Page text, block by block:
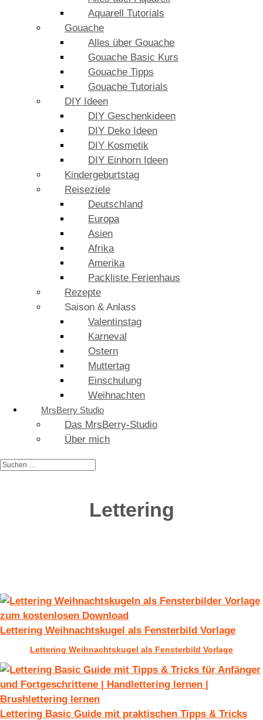
Aquarell Tutorials
Gouache
Alles über Gouache
Gouache Basic Kurs
Gouache Tipps
Gouache Tutorials
DIY Ideen
DIY Geschenkideen
DIY Deko Ideen
DIY Kosmetik
DIY Einhorn Ideen
Kindergeburtstag
Reiseziele
Deutschland
Europa
Asien
Afrika
Amerika
Packliste Ferienhaus
Rezepte
Saison & Anlass
Valentinstag
Karneval
Ostern
Muttertag
Einschulung
Weihnachten
MrsBerry Studio
Das MrsBerry-Studio
Über mich
Lettering
Lettering Weihnachtskugel als Fensterbild Vorlage
Lettering Weihnachtskugel als Fensterbild Vorlage
Lettering Basic Guide mit praktischen Tipps & Tricks